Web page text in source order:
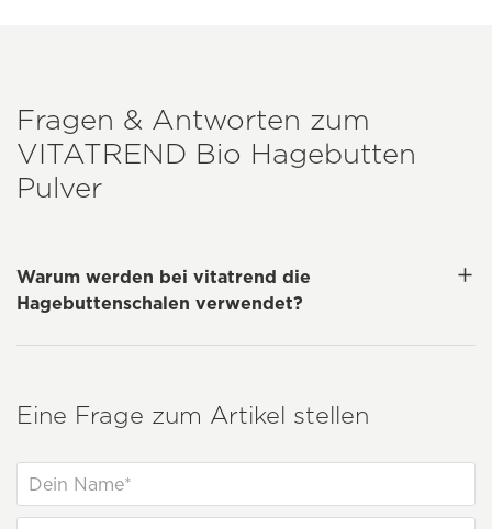
Fragen & Antworten zum
VITATREND Bio Hagebutten
Pulver
Warum werden bei vitatrend die
Hagebuttenschalen verwendet?
Eine Frage zum Artikel stellen